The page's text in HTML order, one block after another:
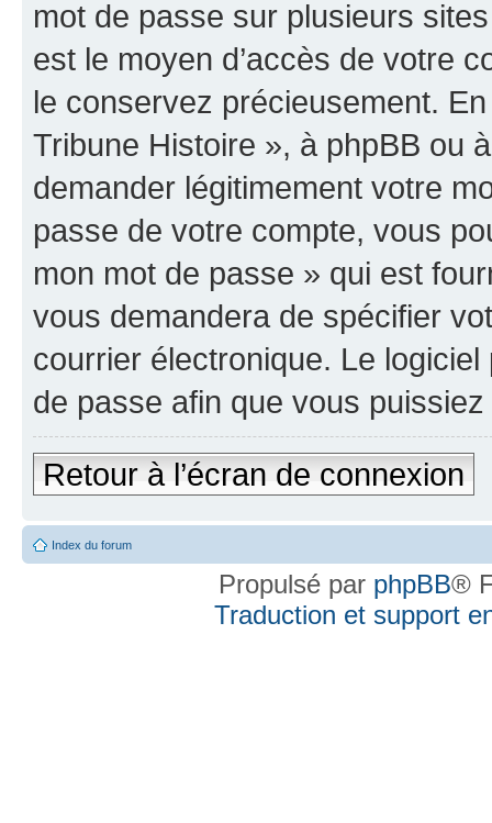
mot de passe sur plusieurs
est le moyen d’accès de votre
le conservez précieusement.
Tribune Histoire », à phpBB ou
demander légitimement votre
passe de votre compte, vous
mon mot de passe » qui est
vous demandera de spécifier
courrier électronique. Le
de passe afin que vous
Retour à l’écran de connexion
Index du forum
Propulsé par phpBB®
Traduction et support